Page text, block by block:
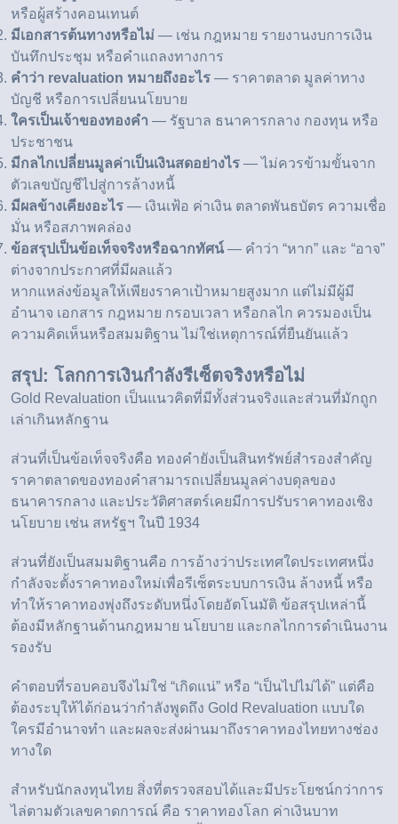
หรือผู้สร้างคอนเทนต์
มีเอกสารต้นทางหรือไม่ — เช่น กฎหมาย รายงานงบการเงิน
บันทึกประชุม หรือคำแถลงทางการ
คำว่า revaluation หมายถึงอะไร — ราคาตลาด มูลค่าทาง
บัญชี หรือการเปลี่ยนนโยบาย
ใครเป็นเจ้าของทองคำ — รัฐบาล ธนาคารกลาง กองทุน หรือ
ประชาชน
มีกลไกเปลี่ยนมูลค่าเป็นเงินสดอย่างไร — ไม่ควรข้ามขั้นจาก
ตัวเลขบัญชีไปสู่การล้างหนี้
มีผลข้างเคียงอะไร — เงินเฟ้อ ค่าเงิน ตลาดพันธบัตร ความเชื่อ
มั่น หรือสภาพคล่อง
ข้อสรุปเป็นข้อเท็จจริงหรือฉากทัศน์ — คำว่า “หาก” และ “อาจ”
ต่างจากประกาศที่มีผลแล้ว
หากแหล่งข้อมูลให้เพียงราคาเป้าหมายสูงมาก แต่ไม่มีผู้มี
อำนาจ เอกสาร กฎหมาย กรอบเวลา หรือกลไก ควรมองเป็น
ความคิดเห็นหรือสมมติฐาน ไม่ใช่เหตุการณ์ที่ยืนยันแล้ว
สรุป: โลกการเงินกำลังรีเซ็ตจริงหรือไม่
Gold Revaluation เป็นแนวคิดที่มีทั้งส่วนจริงและส่วนที่มักถูก
เล่าเกินหลักฐาน
ส่วนที่เป็นข้อเท็จจริงคือ ทองคำยังเป็นสินทรัพย์สำรองสำคัญ
ราคาตลาดของทองคำสามารถเปลี่ยนมูลค่างบดุลของ
ธนาคารกลาง และประวัติศาสตร์เคยมีการปรับราคาทองเชิง
นโยบาย เช่น สหรัฐฯ ในปี 1934
ส่วนที่ยังเป็นสมมติฐานคือ การอ้างว่าประเทศใดประเทศหนึ่ง
กำลังจะตั้งราคาทองใหม่เพื่อรีเซ็ตระบบการเงิน ล้างหนี้ หรือ
ทำให้ราคาทองพุ่งถึงระดับหนึ่งโดยอัตโนมัติ ข้อสรุปเหล่านี้
ต้องมีหลักฐานด้านกฎหมาย นโยบาย และกลไกการดำเนินงาน
รองรับ
คำตอบที่รอบคอบจึงไม่ใช่ “เกิดแน่” หรือ “เป็นไปไม่ได้” แต่คือ
ต้องระบุให้ได้ก่อนว่ากำลังพูดถึง Gold Revaluation แบบใด
ใครมีอำนาจทำ และผลจะส่งผ่านมาถึงราคาทองไทยทางช่อง
ทางใด
สำหรับนักลงทุนไทย สิ่งที่ตรวจสอบได้และมีประโยชน์กว่าการ
ไล่ตามตัวเลขคาดการณ์ คือ ราคาทองโลก ค่าเงินบาท